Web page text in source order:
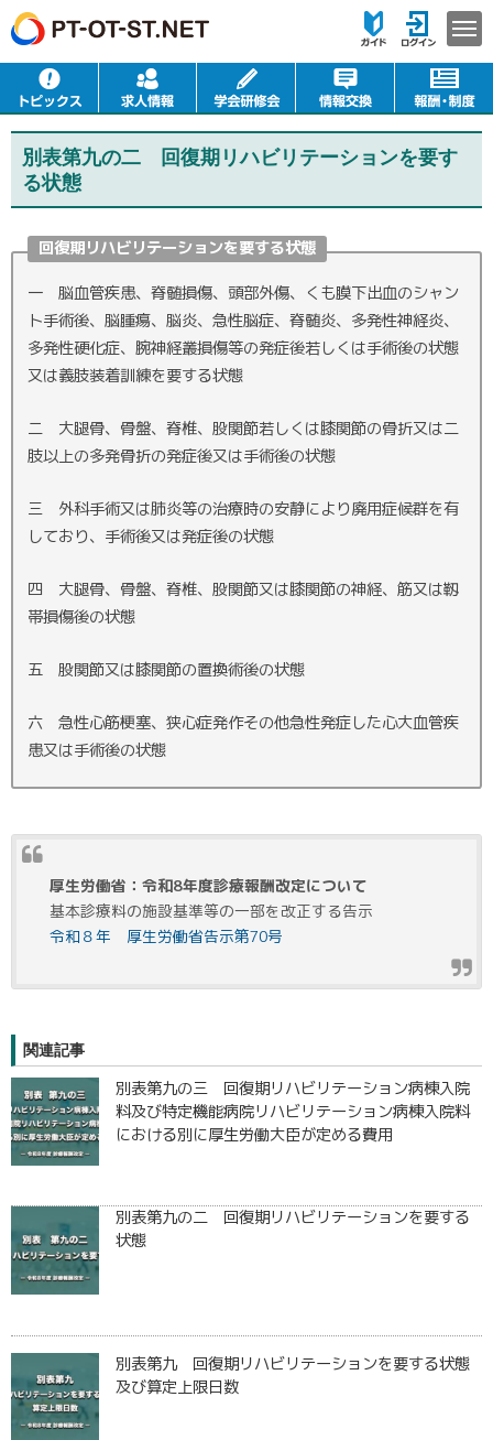
別表第九の二 回復期リハビリテーションを要す
る状態
回復期リハビリテーションを要する状態
一 脳血管疾患、脊髄損傷、頭部外傷、くも膜下出血のシャン
ト手術後、脳腫瘍、脳炎、急性脳症、脊髄炎、多発性神経炎、
多発性硬化症、腕神経叢損傷等の発症後若しくは手術後の状態
又は義肢装着訓練を要する状態
二 大腿骨、骨盤、脊椎、股関節若しくは膝関節の骨折又は二
肢以上の多発骨折の発症後又は手術後の状態
三 外科手術又は肺炎等の治療時の安静により廃用症候群を有
しており、手術後又は発症後の状態
四 大腿骨、骨盤、脊椎、股関節又は膝関節の神経、筋又は靱
帯損傷後の状態
五 股関節又は膝関節の置換術後の状態
六 急性心筋梗塞、狭心症発作その他急性発症した心大血管疾
患又は手術後の状態
厚生労働省：令和8年度診療報酬改定について
基本診療料の施設基準等の一部を改正する告示
令和８年 厚生労働省告示第70号
関連記事
別表第九の三 回復期リハビリテーション病棟入院
料及び特定機能病院リハビリテーション病棟入院料
における別に厚生労働大臣が定める費用
別表第九の二 回復期リハビリテーションを要する
状態
別表第九 回復期リハビリテーションを要する状態
及び算定上限日数